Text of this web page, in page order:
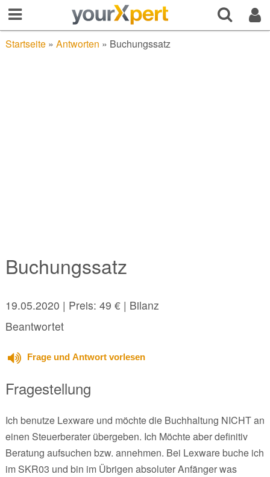
Startseite» Antworten » Buchungssatz
Buchungssatz
19.05.2020 | Preis: 49 € | Bilanz
Beantwortet
Frage und Antwort vorlesen
Fragestellung
Ich benutze Lexware und möchte die Buchhaltung NICHT an
einen Steuerberater übergeben. Ich Möchte aber definitiv
Beratung aufsuchen bzw. annehmen. Bei Lexware buche ich
im SKR03 und bin im Übrigen absoluter Anfänger was